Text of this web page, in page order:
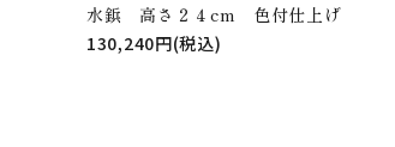
水鋲 高さ２４cm 色付仕上げ
130,240円(税込)